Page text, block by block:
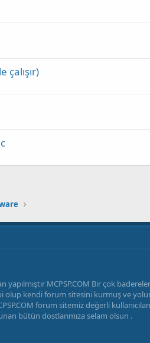
çalışır)
yapılmıştır MCPSP.COM Bir çok
kendi forum sitesini kurmuş ve
forum sitemiz değerli
bütün dostlarımıza selam olsun .